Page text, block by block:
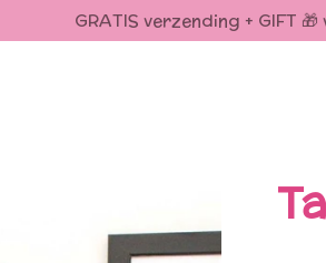
GRATIS verzending + GIFT